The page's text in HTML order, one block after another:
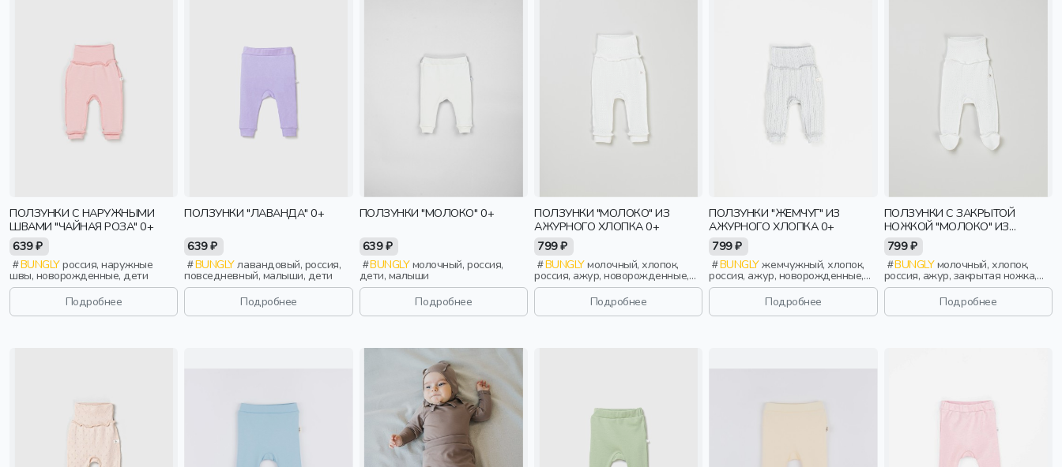
ПОЛЗУНКИ С НАРУЖНЫМИ
ШВАМИ "ЧАЙНАЯ РОЗА" 0+
639 ₽
BUNGLYроссия, наружные
швы, новорожденные, дети
Подробнее
ПОЛЗУНКИ "ЛАВАНДА" 0+
639 ₽
BUNGLYлавандовый, россия,
повседневный, малыши, дети
Подробнее
ПОЛЗУНКИ "МОЛОКО" 0+
639 ₽
BUNGLYмолочный, россия,
дети, малыши
Подробнее
ПОЛЗУНКИ "МОЛОКО" ИЗ
АЖУРНОГО ХЛОПКА 0+
799 ₽
BUNGLYмолочный, хлопок,
россия, ажур, новорожденные,
дети
Подробнее
ПОЛЗУНКИ "ЖЕМЧУГ" ИЗ
АЖУРНОГО ХЛОПКА 0+
799 ₽
BUNGLYжемчужный, хлопок,
россия, ажур, новорожденные,
дети
Подробнее
ПОЛЗУНКИ С ЗАКРЫТОЙ
НОЖКОЙ "МОЛОКО" ИЗ
АЖУРНОГО ХЛОПКА 0+
799 ₽
BUNGLYмолочный, хлопок,
россия, ажур, закрытая ножка,
новорожденные, дети
Подробнее